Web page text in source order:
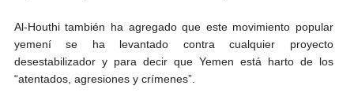
Al-Houthi también ha agregado que este movimiento popular
yemení se ha levantado contra cualquier proyecto
desestabilizador y para decir que Yemen está harto de los
“atentados, agresiones y crímenes”.